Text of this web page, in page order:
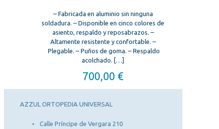
– Fabricada en aluminio sin ninguna
soldadura. – Disponible en cinco colores de
asiento, respaldo y reposabrazos. –
Altamente resistente y confortable. –
Plegable. – Puños de goma. – Respaldo
acolchado.
[…]
700,00 €
AZZUL ORTOPEDIA UNIVERSAL
Calle Príncipe de Vergara 210